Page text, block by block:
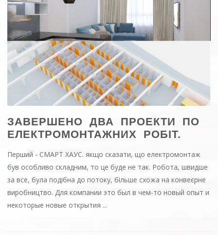
ЗАВЕРШЕНО ДВА ПРОЕКТИ ПО
ЕЛЕКТРОМОНТАЖНИХ РОБІТ.
Перший - СМАРТ ХАУС. якщо сказати, що електромонтаж
був особливо складним, то це буде не так. Робота, швидше
за все, була подібна до потоку, більше схожа на конвеєрне
виробництво. Для компании это был в чем-то новый опыт и
некоторые новые открытия ...